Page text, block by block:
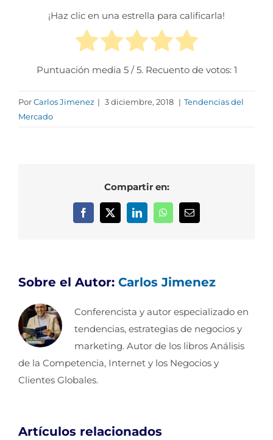
¡Haz clic en una estrella para calificarla!
Puntuación media 5/ 5. Recuento de votos: 1
PorCarlos Jimenez | 3 diciembre, 2018 | Tendencias del
Mercado
Compartir en:
Facebook
X LinkedInWhatsAppCorreo
electrónico
Sobre el Autor: Carlos Jimenez
Conferencista y autor especializado en
tendencias, estrategias de negocios y
marketing. Autor de los libros Análisis
de la Competencia, Internet y los Negocios y
Clientes Globales.
Artículos relacionados